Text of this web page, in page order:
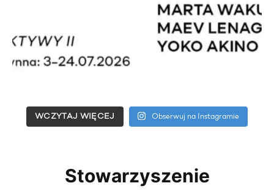
WCZYTAJ WIĘCEJ Obserwuj na Instagramie
Stowarzyszenie